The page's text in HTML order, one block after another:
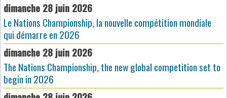
dimanche 28 juin 2026
Le Nations Championship, la nouvelle compétition mondiale
qui démarre en 2026
dimanche 28 juin 2026
The Nations Championship, the new global competition set to
begin in 2026